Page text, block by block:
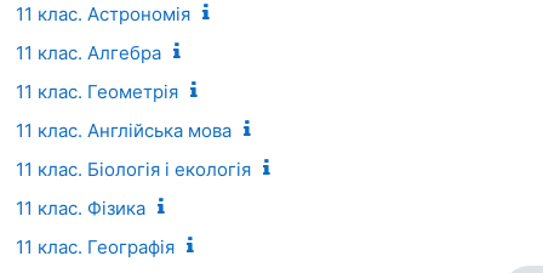
11 клас. Астрономія
11 клас. Алгебра
11 клас. Геометрія
11 клас. Англійська мова
11 клас. Біологія і екологія
11 клас. Фізика
11 клас. Географія